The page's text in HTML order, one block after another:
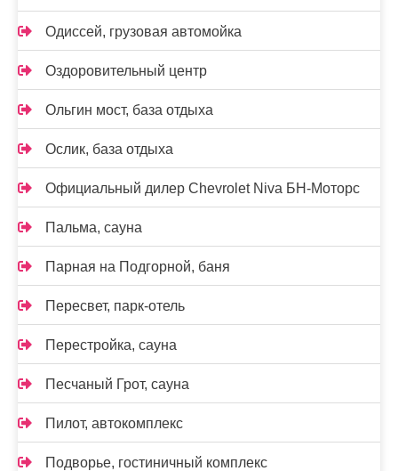
Одиссей, грузовая автомойка
Оздоровительный центр
Ольгин мост, база отдыха
Ослик, база отдыха
Официальный дилер Chevrolet Niva БН-Моторс
Пальма, сауна
Парная на Подгорной, баня
Пересвет, парк-отель
Перестройка, сауна
Песчаный Грот, сауна
Пилот, автокомплекс
Подворье, гостиничный комплекс